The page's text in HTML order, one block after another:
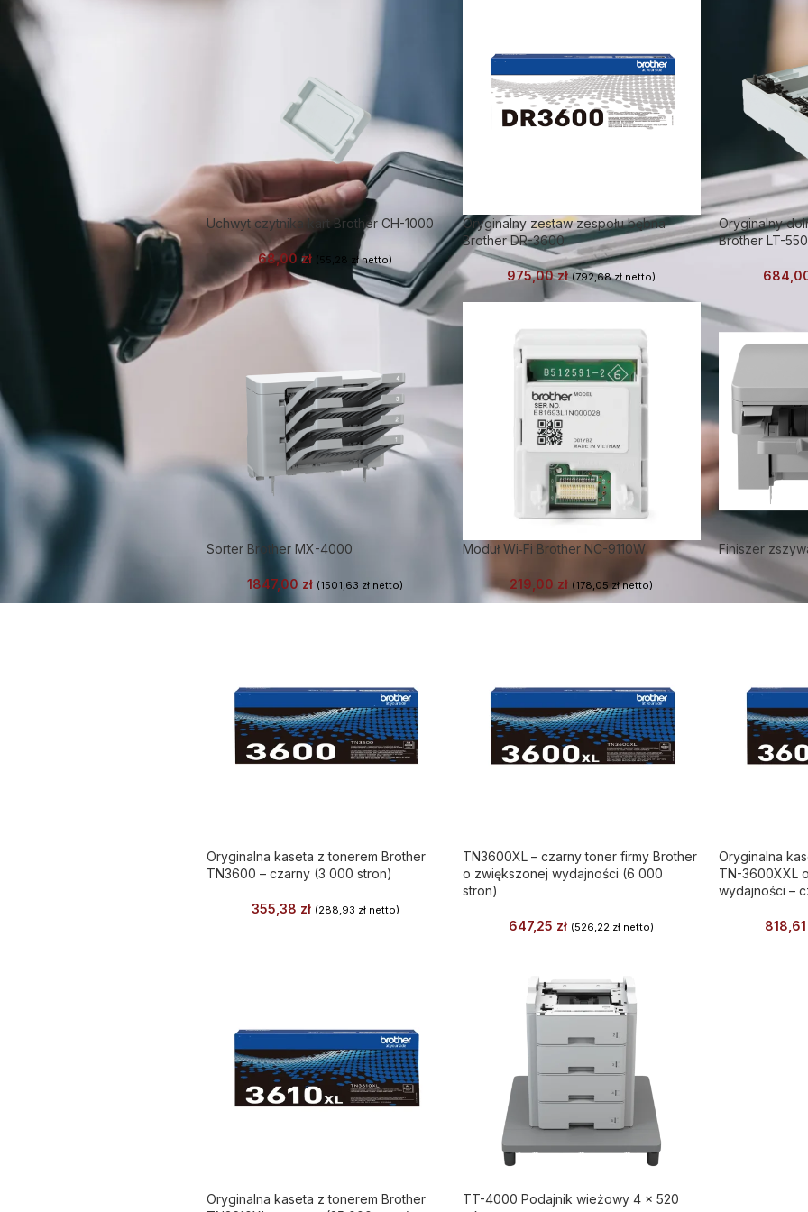
Uchwyt czytnika kart Brother CH-1000
68,00zł 55,28 złnetto)
Oryginalny zestaw zespołu bębna
Brother DR-3600
975,00zł (792,68zł netto)
Oryginalny
Brother LT-
Sorter Brother MX-4000
1847,00 zł (1501,63 zł netto)
Moduł Wi‑Fi Brother NC-9110W
219,00 zł (178,05 złnetto)
Finiszer
Oryginalna kaseta z tonerem Brother
TN3600 – czarny (3 000 stron)
355,38 zł (288,93 złnetto)
TN3600XL – czarny toner firmy Brother
o zwiększonej wydajności (6 000
stron)
647,25 zł (526,22 zł netto)
Oryginalna
TN-3600XXL
wydajności –
818,61
Oryginalna kaseta z tonerem Brother
TT-4000 Podajnik wieżowy 4 x 520